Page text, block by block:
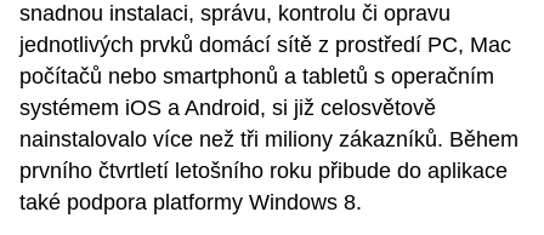
snadnou instalaci, správu, kontrolu či opravu
jednotlivých prvků domácí sítě z prostředí PC, Mac
počítačů nebo smartphonů a tabletů s operačním
systémem iOS a Android, si již celosvětově
nainstalovalo více než tři miliony zákazníků. Během
prvního čtvrtletí letošního roku přibude do aplikace
také podpora platformy Windows 8.